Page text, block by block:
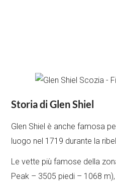
Storia di Glen Shiel
Glen Shiel è anche famosa
luogo nel 1719 durante la
Le vette più famose della
Peak – 3505 piedi – 1068